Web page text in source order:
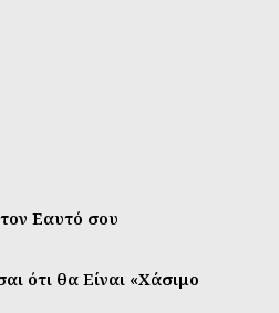
Εαυτό σου
ότι θα Είναι «Χάσιμο